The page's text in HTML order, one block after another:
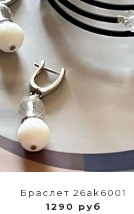
Браслет 26ak6001
1290 руб